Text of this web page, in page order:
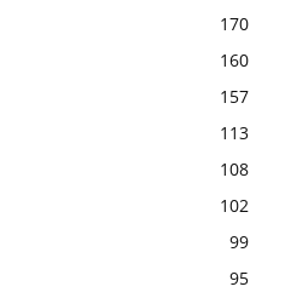
170
160
157
113
108
102
99
95